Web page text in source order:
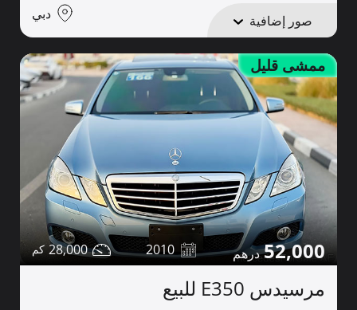
صور إضافية دبي
ممشى قليل
52,000
2010
28,000
مرسيدس E350 للبيع